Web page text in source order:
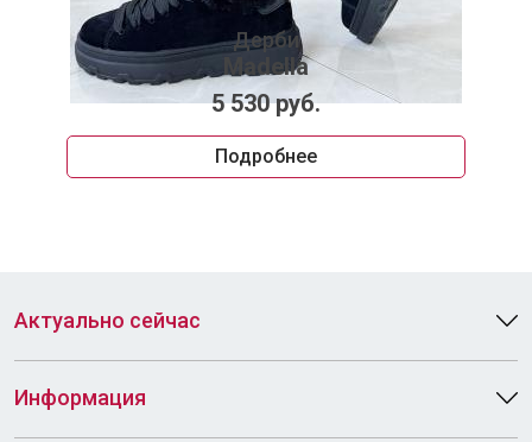
Дерби
Madella
5 530 руб.
Подробнее
Актуально сейчас
Информация